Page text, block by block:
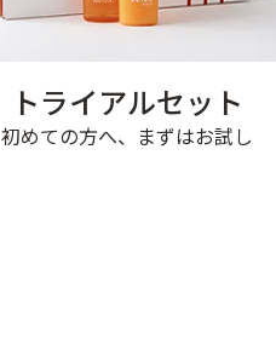
トライアルセット
初めての方へ、まずはお試し